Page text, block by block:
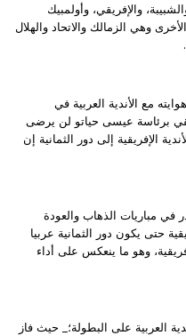
والإفريقي، وأولمبيك
وهي الزمالك والاتحاد والهلال
مع الأندية العربية في
برئاسة عيسى حياتو لن يرضى
الإفريقية إلى دور الثمانية إن
في مباريات الذهاب والعودة
حتى يكون دور الثمانية عربيا
وهو ما ينعكس على أداء
العربية على البطولة؛_ حيث فاز